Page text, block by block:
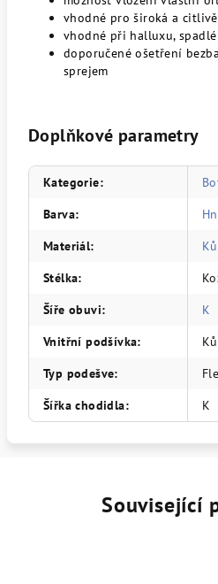
vhodné pro široká a
vhodné při halluxu,
doporučené ošetření
sprejem
Doplňkové parametry
Kategorie:
Barva:
Materiál:
Stélka:
Šíře obuvi:
K
Vnitřní podšívka:
Typ podešve:
Šířka chodidla: K
Související